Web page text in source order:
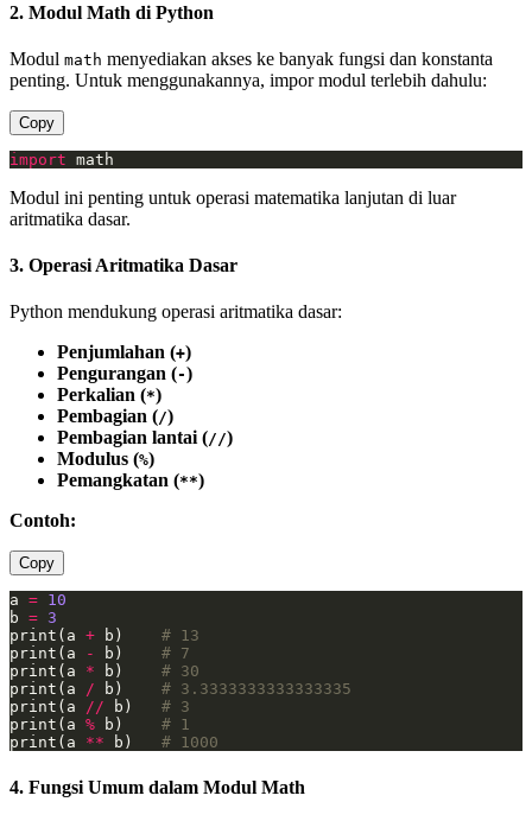
2. Modul Math di Python
Modul math menyediakan akses ke banyak fungsi dan konstanta
penting. Untuk menggunakannya, impor modul terlebih dahulu:
Copy
import math
Modul ini penting untuk operasi matematika lanjutan di luar
aritmatika dasar.
3. Operasi Aritmatika Dasar
Python mendukung operasi aritmatika dasar:
Penjumlahan (+)
Pengurangan (-)
Perkalian (*)
Pembagian (/)
Pembagian lantai (//)
Modulus (%)
Pemangkatan (**)
Contoh:
Copy
a = 10
b = 3
print(a + b) # 13
print(a
- b) # 7
print(a * b) # 30
print(a / b) # 3.3333333333333335
print(a // b) # 3
print(a % b) # 1
print(a ** b) # 1000
4. Fungsi Umum dalam Modul Math